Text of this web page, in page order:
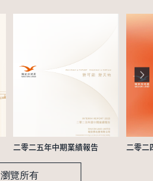
二零二五年中期業績報告 二零二
瀏覽所有